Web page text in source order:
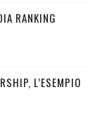
RANKING
L’ESEMPIO